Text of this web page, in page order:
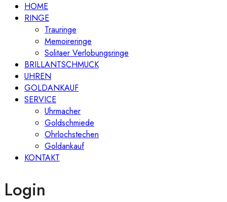
HOME
RINGE
Trauringe
Memoireringe
Solitaer Verlobungsringe
BRILLANTSCHMUCK
UHREN
GOLDANKAUF
SERVICE
Uhrmacher
Goldschmiede
Ohrlochstechen
Goldankauf
KONTAKT
Login